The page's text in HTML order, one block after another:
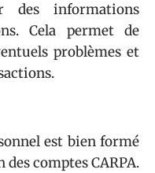
des informations
Cela permet de
problèmes et
est bien formé
comptes CARPA.